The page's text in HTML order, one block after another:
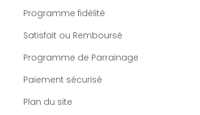
Programme fidélité
Satisfait ou Remboursé
Programme de Parrainage
Paiement sécurisé
Plan du site